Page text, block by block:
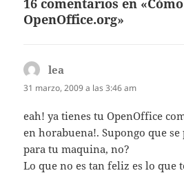
OpenOffice.org»
lea
31 marzo, 2009 a las 3:46 am
eah! ya tienes tu OpenOffice
en horabuena!. Supongo que
para tu maquina, no?
Lo que no es tan feliz es lo que